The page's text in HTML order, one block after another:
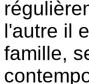
l'autre il
famille,